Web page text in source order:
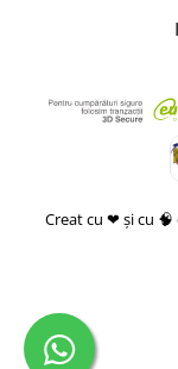
Creat cu ❤ și cu